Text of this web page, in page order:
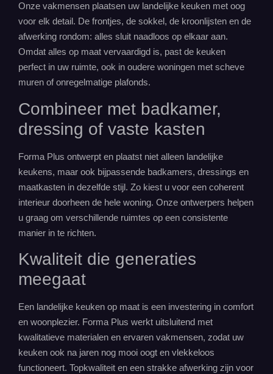
Onze vakmensen plaatsen uw landelijke keuken met oog
voor elk detail. De frontjes, de sokkel, de kroonlijsten en de
afwerking rondom: alles sluit naadloos op elkaar aan.
Omdat alles op maat vervaardigd is, past de keuken
perfect in uw ruimte, ook in oudere woningen met scheve
muren of onregelmatige plafonds.
Combineer met badkamer,
dressing of vaste kasten
Forma Plus ontwerpt en plaatst niet alleen landelijke
keukens, maar ook bijpassende badkamers, dressings en
maatkasten in dezelfde stijl. Zo kiest u voor een coherent
interieur doorheen de hele woning. Onze ontwerpers helpen
u graag om verschillende ruimtes op een consistente
manier in te richten.
Kwaliteit die generaties
meegaat
Een landelijke keuken op maat is een investering in comfort
en woonplezier. Forma Plus werkt uitsluitend met
kwalitatieve materialen en ervaren vakmensen, zodat uw
keuken ook na jaren nog mooi oogt en vlekkeloos
functioneert. Topkwaliteit en een strakke afwerking zijn voor